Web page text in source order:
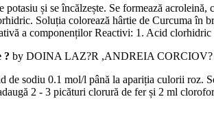
și se încălzește. Se formează
Soluția colorează hârtie de Curcuma în
a componenților Reactivi: 1. Acid
? by DOINA LAZ?R ,ANDREIA
de sodiu 0.1 mol/l până la apariția culorii
2 - 3 picături clorură de fer și 2 ml